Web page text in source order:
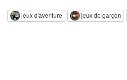
jeux d'aventure jeux de garçon